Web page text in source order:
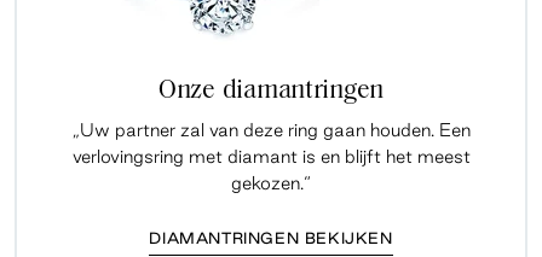
Onze diamantringen
„Uw partner zal van deze ring gaan houden. Een
verlovingsring met diamant is en blijft het meest
gekozen.“
DIAMANTRINGEN BEKIJKEN